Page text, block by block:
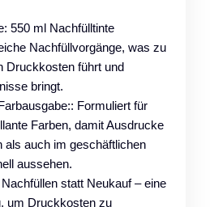
550 ml Nachfülltinte
Nachfüllvorgänge, was zu
Druckkosten führt und
bringt.
Formuliert für
Farben, damit Ausdrucke
als auch im geschäftlichen
aussehen.
statt Neukauf – eine
um Druckkosten zu